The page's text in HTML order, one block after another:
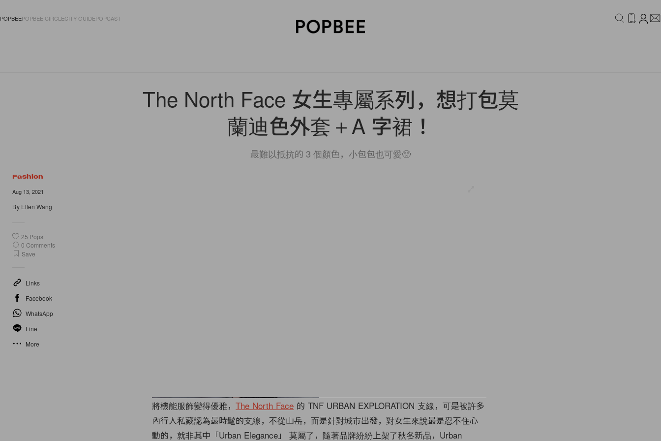
POPBEEPOPBEE CIRCLECITY GUIDEPOPCAST
The North Face 女生專屬系列，想打包莫
蘭迪色外套＋A 字裙！
最難以抵抗的 3 個顏色，小包包也可愛🥺
Fashion
Aug 13, 2021
By Ellen Wang
25 Pops
0 Comments
Save
Links
Facebook
WhatsApp
Line
More
將機能服飾變得優雅，The North Face 的 TNF URBAN EXPLORATION 支線，可是被許多
內行人私藏認為最時髦的支線，不從山岳，而是針對城市出發，對女生來說最是忍不住心
動的，就非其中「Urban Elegance」 莫屬了，隨著品牌紛紛上架了秋冬新品，Urban